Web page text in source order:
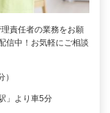
責任者の業務をお願
信中！お気軽にご相談
」より車5分